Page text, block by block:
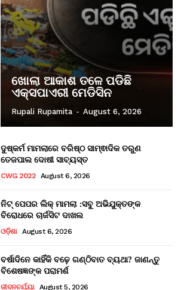
ଖୋଲା ଆକାଶ ତଳେ ପଡିଛି
ଏକ୍ସପାଏରୀ ମେଡିସିନ
Rupali Rupamita - August 6, 2026
ଦୁଷ୍କର୍ମ ମାମଲାରେ ବରିଷ୍ଠ ସାମ୍ଵାଦିକ ତରୁଣ
ତେଜପାଲ ଦୋଷୀ ସାବ୍ୟସ୍ତ
CWG 2022 August 6, 2026
ନିଟ୍ ପେପର ଲିକ୍ ମାମଲା :ସବୁ ଅଭିଯୁକ୍ତଙ୍କ
ବିରୋଧରେ ଚାର୍ଜସିଟ ଦାଖଲ
ଓଡ଼ିଶା August 6, 2026
ବର୍ଷାଦିନେ କାହିଁକି ବଢ଼େ ଗଣ୍ଠିବାତ ବ୍ୟଥା? ଜାଣନ୍ତୁ
ବିଶେଷଜ୍ଞଙ୍କ ପରାମର୍ଶ
ଜୀବନଚର୍ଯ୍ୟା August 5, 2026